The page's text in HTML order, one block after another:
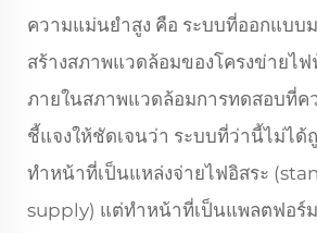
ความแม่นยำสูง คือ ระบบที่ออกแบบ
สร้างสภาพแวดล้อมของโครงข่ายไ
ภายในสภาพแวดล้อมการทดสอบที่ค
ชี้แจงให้ชัดเจนว่า ระบบที่ว่านี้ไม่ได้
ทำหน้าที่เป็นแหล่งจ่ายไฟอิสระ
supply) แต่ทำหน้าที่เป็นแพลตฟอร์